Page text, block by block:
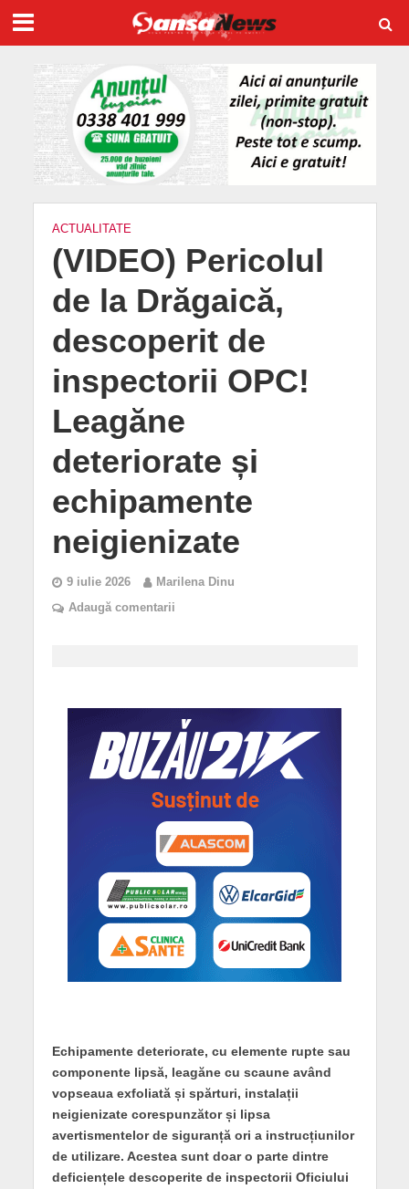
ACTUALITATE
(VIDEO) Pericolul
de la Drăgaică,
descoperit de
inspectorii OPC!
Leagăne
deteriorate și
echipamente
neigienizate
9 iulie 2026
Marilena Dinu
Adaugă comentarii
Echipamente deteriorate, cu elemente rupte sau
componente lipsă, leagăne cu scaune având
vopseaua exfoliată și spărturi, instalații
neigienizate corespunzător și lipsa
avertismentelor de siguranță ori a instrucțiunilor
de utilizare. Acestea sunt doar o parte dintre
deficiențele descoperite de inspectorii Oficiului